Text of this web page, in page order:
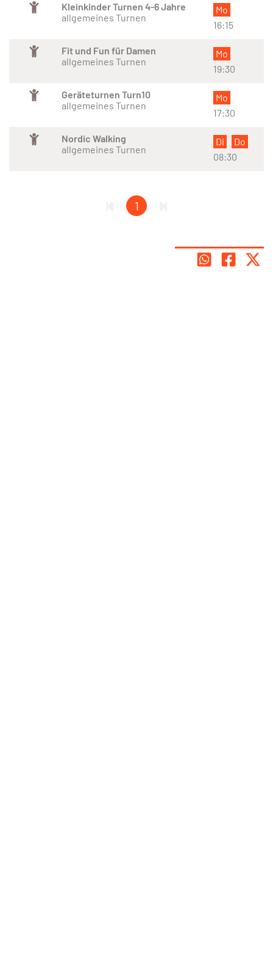
Kleinkinder Turnen 4-6 Jahre
allgemeines Turnen
Mo
16:15
Fit und Fun für Damen
allgemeines Turnen
Mo
19:30
Geräteturnen Turn10
allgemeines Turnen
Mo
17:30
Nordic Walking
allgemeines Turnen
Di
Do
08:30
1